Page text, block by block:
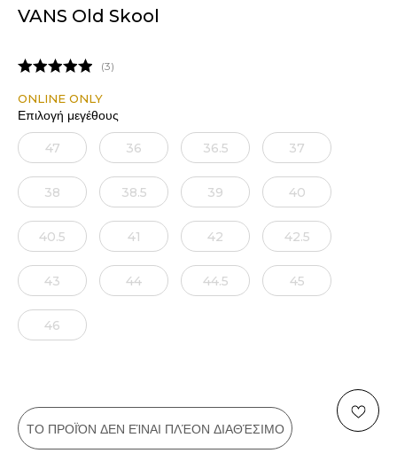
VANS Old Skool
3
ONLINE ONLY
Επιλογή μεγέθους
47 36 36.5 37
38 38.5 39 40
40.5 41 42 42.5
43 44 44.5 45
46
ΤΟ ΠΡΟΪΌΝ ΔΕΝ ΕΊΝΑΙ ΠΛΈΟΝ ΔΙΑΘΈΣΙΜΟ